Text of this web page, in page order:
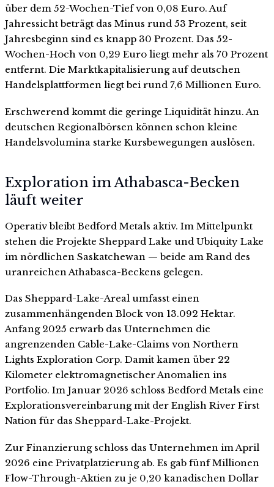
über dem 52-Wochen-Tief von 0,08 Euro. Auf
Jahressicht beträgt das Minus rund 53 Prozent, seit
Jahresbeginn sind es knapp 30 Prozent. Das 52-
Wochen-Hoch von 0,29 Euro liegt mehr als 70 Prozent
entfernt. Die Marktkapitalisierung auf deutschen
Handelsplattformen liegt bei rund 7,6 Millionen Euro.
Erschwerend kommt die geringe Liquidität hinzu. An
deutschen Regionalbörsen können schon kleine
Handelsvolumina starke Kursbewegungen auslösen.
Exploration im Athabasca-Becken
läuft weiter
Operativ bleibt Bedford Metals aktiv. Im Mittelpunkt
stehen die Projekte Sheppard Lake und Ubiquity Lake
im nördlichen Saskatchewan — beide am Rand des
uranreichen Athabasca-Beckens gelegen.
Das Sheppard-Lake-Areal umfasst einen
zusammenhängenden Block von 13.092 Hektar.
Anfang 2025 erwarb das Unternehmen die
angrenzenden Cable-Lake-Claims von Northern
Lights Exploration Corp. Damit kamen über 22
Kilometer elektromagnetischer Anomalien ins
Portfolio. Im Januar 2026 schloss Bedford Metals eine
Explorationsvereinbarung mit der English River First
Nation für das Sheppard-Lake-Projekt.
Zur Finanzierung schloss das Unternehmen im April
2026 eine Privatplatzierung ab. Es gab fünf Millionen
Flow-Through-Aktien zu je 0,20 kanadischen Dollar